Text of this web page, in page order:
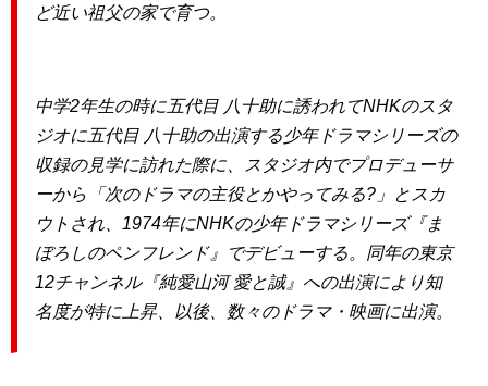
ど近い祖父の家で育つ。
中学2年生の時に五代目 八十助に誘われてNHKのスタ
ジオに五代目 八十助の出演する少年ドラマシリーズの
収録の見学に訪れた際に、スタジオ内でプロデューサ
ーから「次のドラマの主役とかやってみる?」とスカ
ウトされ、1974年にNHKの少年ドラマシリーズ『ま
ぼろしのペンフレンド』でデビューする。同年の東京
12チャンネル『純愛山河 愛と誠』への出演により知
名度が特に上昇、以後、数々のドラマ・映画に出演。